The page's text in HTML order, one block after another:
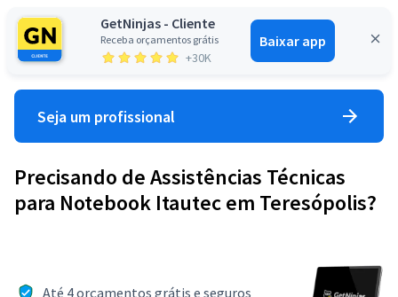
GetNinjas - Cliente
Receba orçamentos grátis
+30K
Baixar app
Entrar
Seja um profissional
Precisando de Assistências Técnicas
para Notebook Itautec em Teresópolis?
Até 4 orçamentos grátis e seguros